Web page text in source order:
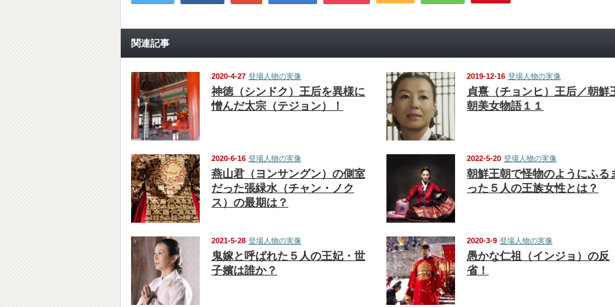
関連記事
2020-4-27 登場人物の実像
神徳（シンドク）王后を異様に
憎んだ太宗（テジョン）！
2019-12-16 登場人物の実像
貞熹（チョンヒ）王后／朝鮮
朝美女物語１１
2020-6-16 登場人物の実像
燕山君（ヨンサングン）の側室
だった張緑水（チャン・ノク
ス）の最期は？
2022-5-20 登場人物の実像
朝鮮王朝で怪物のようにふる
った５人の王族女性とは？
2021-5-28 登場人物の実像
鬼嫁と呼ばれた５人の王妃・世
子嬪は誰か？
2020-3-9 登場人物の実像
愚かな仁祖（インジョ）の反
省！